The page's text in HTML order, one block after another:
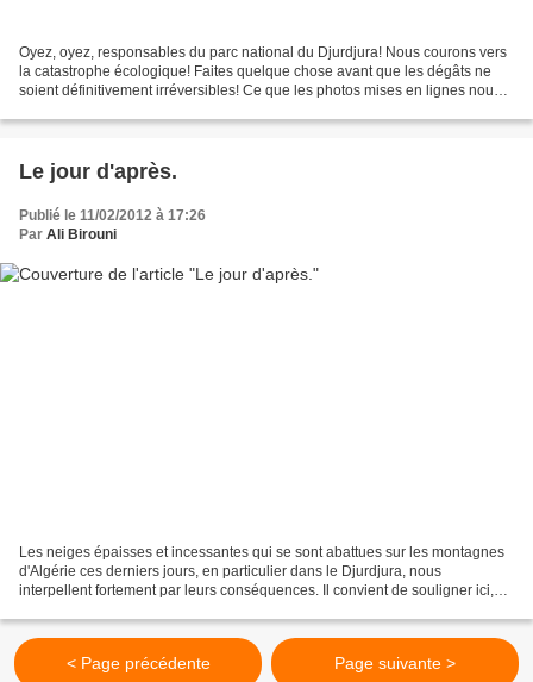
Oyez, oyez, responsables du parc national du Djurdjura! Nous courons vers
la catastrophe écologique! Faites quelque chose avant que les dégâts ne
soient définitivement irréversibles! Ce que les photos mises en lignes nous
Le jour d'après.
Publié le 11/02/2012 à 17:26
Par Ali Birouni
Les neiges épaisses et incessantes qui se sont abattues sur les montagnes
d'Algérie ces derniers jours, en particulier dans le Djurdjura, nous
interpellent fortement par leurs conséquences. Il convient de souligner ici,
< Page précédente Page suivante >